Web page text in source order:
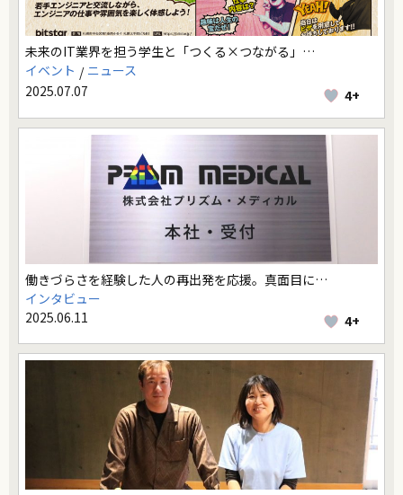
未来のIT業界を担う学生と「つくる×つながる」…
イベント
ニュース
2025.07.07
4+
働きづらさを経験した人の再出発を応援。真面目に…
インタビュー
2025.06.11
4+